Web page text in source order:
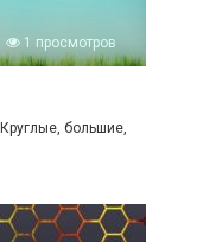
1 просмотров
большие,